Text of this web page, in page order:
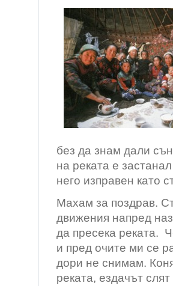
без да знам дали
на реката е
него изправен като
Махам за поздрав.
движения напред
да пресека реката.
и пред очите ми се
дори не снимам.
реката, ездачът